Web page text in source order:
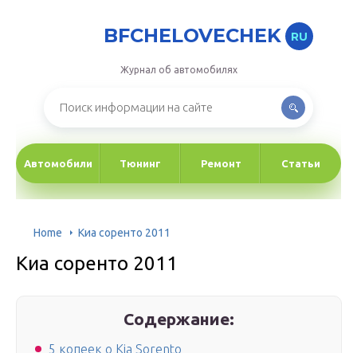
BFCHELOVECHEK RU
Журнал об автомобилях
Автомобили Тюнинг Ремонт Статьи
Home Киа соренто 2011
Киа соренто 2011
Содержание:
5 копеек о Kia Sorento